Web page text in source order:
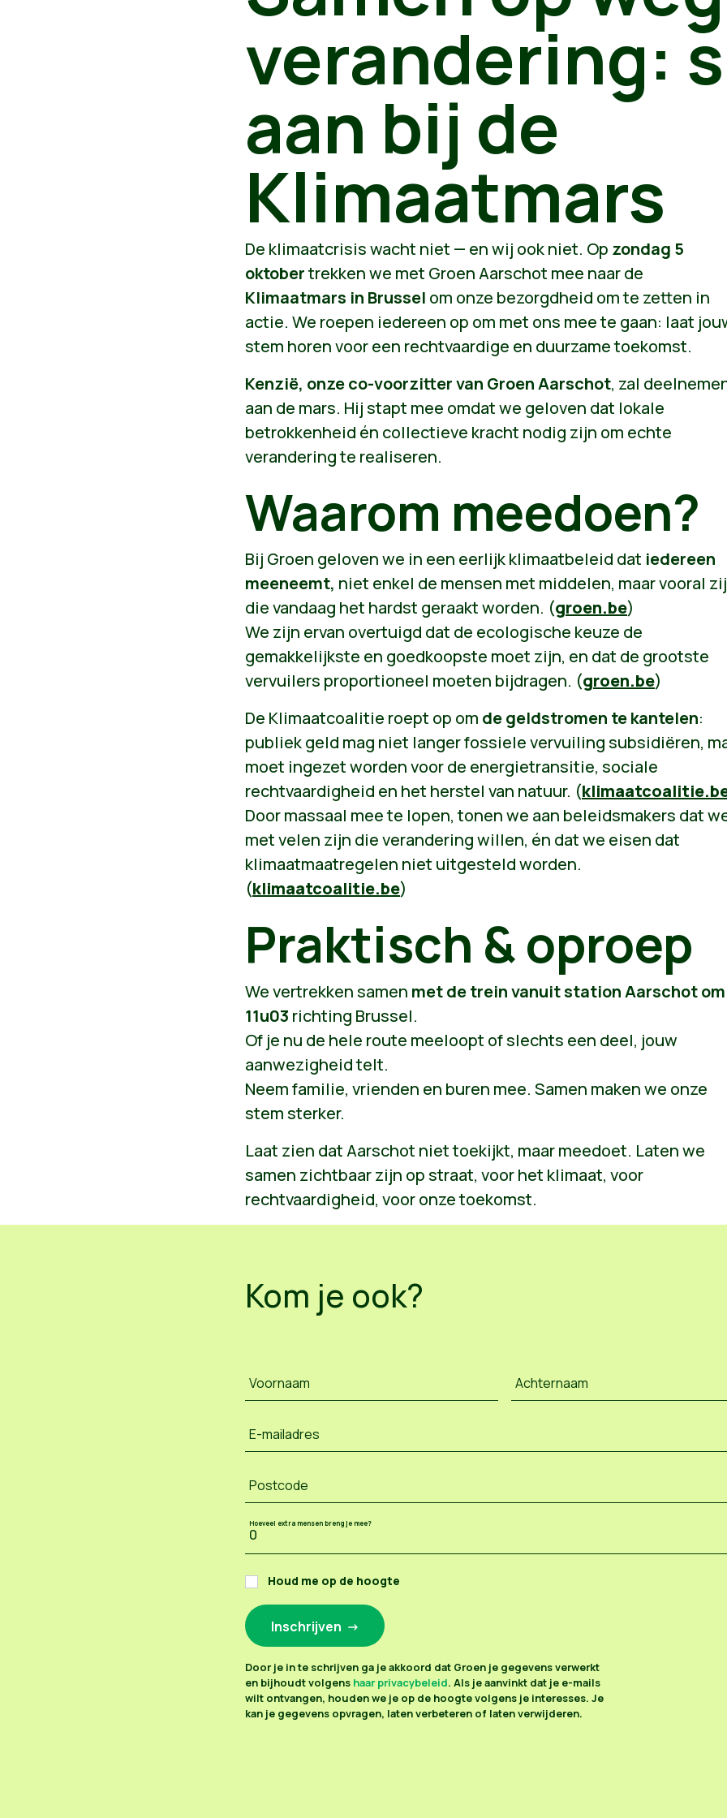
verandering:
aan bij de
Klimaatmars
De klimaatcrisis wacht niet — en wij ook niet. Op zondag 5
oktobertrekken we met Groen Aarschot mee naar de
Klimaatmars in Brussel om onze bezorgdheid om te zetten in
actie. We roepen iedereen op om met ons mee te gaan: laat
stem horen voor een rechtvaardige en duurzame toekomst.
Kenzië, onze co-voorzitter van Groen Aarschot, zal
aan de mars. Hij stapt mee omdat we geloven dat lokale
betrokkenheid én collectieve kracht nodig zijn om echte
verandering te realiseren.
Waarom meedoen?
Bij Groen geloven we in een eerlijk klimaatbeleid dat iedereen
meeneemt, niet enkel de mensen met middelen, maar vooral zij
die vandaag het hardst geraakt worden. (groen.be)
We zijn ervan overtuigd dat de ecologische keuze de
gemakkelijkste en goedkoopste moet zijn, en dat de grootste
vervuilers proportioneel moeten bijdragen. (groen.be)
De Klimaatcoalitie roept op om de geldstromen te kantelen:
publiek geld mag niet langer fossiele vervuiling subsidiëren,
moet ingezet worden voor de energietransitie, sociale
rechtvaardigheid en het herstel van natuur. (
Door massaal mee te lopen, tonen we aan beleidsmakers dat
met velen zijn die verandering willen, én dat we eisen dat
klimaatmaatregelen niet uitgesteld worden.
(klimaatcoalitie.be)
Praktisch & oproep
We vertrekken samen met de trein vanuit station Aarschot om
11u03 richting Brussel.
Of je nu de hele route meeloopt of slechts een deel, jouw
aanwezigheid telt.
Neem familie, vrienden en buren mee. Samen maken we onze
stem sterker.
Laat zien dat Aarschot niet toekijkt, maar meedoet. Laten we
samen zichtbaar zijn op straat, voor het klimaat, voor
rechtvaardigheid, voor onze toekomst.
Kom je ook?
Voornaam Achternaam
E-mailadres
Postcode
Hoeveel extra mensen breng je mee?
Houd me op de hoogte
Door je in te schrijven ga je akkoord dat Groen je gegevens verwerkt
en bijhoudt volgens haar privacybeleid. Als je aanvinkt dat je e-mails
wilt ontvangen, houden we je op de hoogte volgens je interesses. Je
kan je gegevens opvragen, laten verbeteren of laten verwijderen.